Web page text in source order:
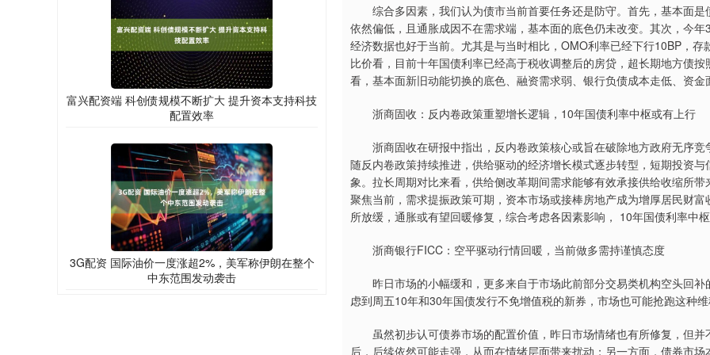
综合多因素，我们认为债市当前首要任务还是防守。首先，基本面是
依然偏低，且通胀成因不在需求端，基本面的底色仍未改变。其次，今
经济数据也好于当前。尤其是与当时相比，OMO利率已经下行10BP，
比价看，目前十年国债利率已经高于税收调整后的房贷，超长期地方债
看，基本面新旧动能切换的底色、融资需求弱、银行负债成本走低、资
浙商固收：反内卷政策重塑增长逻辑，10年国债利率中枢或有上行
浙商固收在研报中指出，反内卷政策核心或旨在破除地方政府无序竞
随反内卷政策持续推进，供给驱动的经济增长模式逐步转型，短期投资
象。拉长周期对比来看，供给侧改革期间需求能够有效承接供给收缩所
聚焦当前，需求提振政策可期，资本市场或接棒房地产成为增厚居民财
所放缓，通胀或有望回暖修复，综合考虑各因素影响， 10年国债利率中
浙商银行FICC：空平驱动行情回暖，当前做多需持谨慎态度
昨日市场的小幅缓和，更多来自于市场此前部分交易类机构空头回补
虑到周五10年和30年国债发行不免增值税的新券，市场也可能抢跑这种
虽然初步认可债券市场的配置价值，昨日市场情绪也有所修复，但并
后，后续依然可能走强，从而在情绪层面带来扰动；另一方面，债券市
富兴配资端 科创债规模不断扩大 提升资本支持科技
配置效率
3G配资 国际油价一度涨超2%，美军称伊朗在整个
中东范围发动袭击